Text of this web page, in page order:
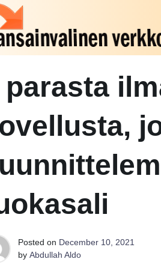
parasta
Posted on December 10, 2021
by Abdullah Aldo